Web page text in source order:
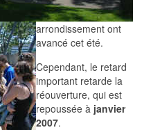
arrondissement ont
avancé cet été.
Cependant, le retard
important retarde la
réouverture, qui est
repoussée à janvier
2007.